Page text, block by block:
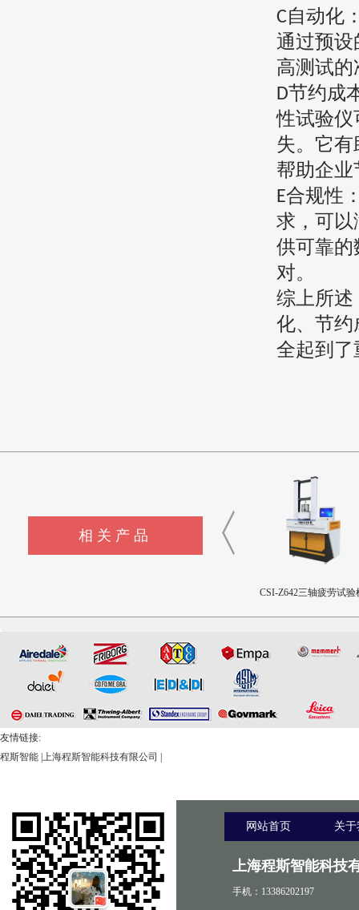
C自动化
通过预设
高测试
D节约成
性试验仪
失。它
帮助企
E合规性
求，可以
供可靠的
对。
综上所述
化、节约
全起到了
相关产品
CSI-Z642三轴疲劳试验
友情链接:
程斯智能 上海程斯智能科技有限公司
网站首页 关
上海程斯智能科技
手机：13386202197